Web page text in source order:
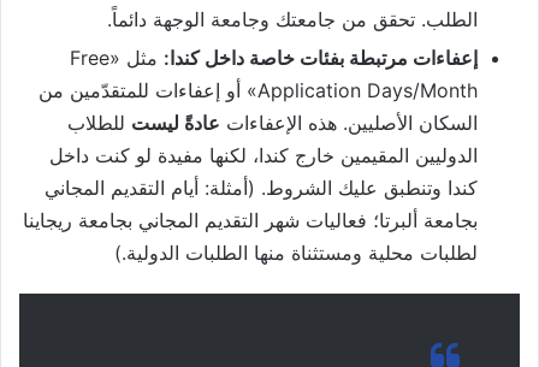
الطلب. تحقق من جامعتك وجامعة الوجهة دائماً.
إعفاءات مرتبطة بفئات خاصة داخل كندا:
مثل «Free
Application Days/Month» أو إعفاءات للمتقدّمين من
السكان الأصليين. هذه الإعفاءات عادةً ليست للطلاب
الدوليين المقيمين خارج كندا، لكنها مفيدة لو كنت داخل
كندا وتنطبق عليك الشروط. (أمثلة: أيام التقديم المجاني
بجامعة ألبرتا؛ فعاليات شهر التقديم المجاني بجامعة ريجاينا
لطلبات محلية ومستثناة منها الطلبات الدولية.)